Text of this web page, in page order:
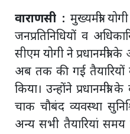
वाराणसी : मुख्यमंत्री
जनप्रतिनिधियों व
सीएम योगी ने प्रधानमंत्री
अब तक की गई तैयारियों
किया। उन्होंने प्रधानमंत्री
चाक चौबंद व्यवस्था
अन्य सभी तैयारियां